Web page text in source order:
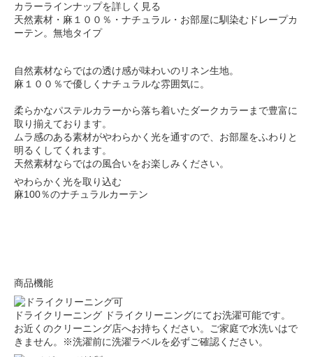
カラーラインナップを詳しく見る
天然素材・麻１００％・ナチュラル・お部屋に馴染むドレープカ
ーテン。無地タイプ
自然素材ならではの透け感が味わいのリネン生地。
麻１００％で優しくナチュラルな雰囲気に。
柔らかなパステルカラーから落ち着いたダークカラーまで豊富に
取り揃えております。
ムラ感のある素材がやわらかく光を通すので、お部屋をふわりと
明るくしてくれます。
天然素材ならではの風合いをお楽しみください。
やわらかく光を取り込む
麻100％のナチュラルカーテン
商品機能
ドライクリーニング ドライクリーニングにてお洗濯可能です。
お近くのクリーニング店へお持ちください。ご家庭で水洗いはで
きません。※洗濯前に洗濯ラベルを必ずご確認ください。